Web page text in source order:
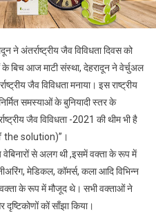
ने अंतर्राष्ट्रीय जैव विविधता दिवस को
के बिच आज माटी संस्था, देहरादून ने वेर्चुअल
जैव विविधता मनाया। इस राष्ट्रीय
निर्मित समस्याओं के बुनियादी स्तर के
जैव विविधता -2021 की थीम भी है
the solution)”।
वेबिनारों से अलग थी ,इसमें वक्ता के रूप में
मेडिकल, कॉमर्स, कला आदि विभिन्न
वक्ता के रूप में मौजूद थे। सभी वक्ताओं ने
कों साँझा किया।